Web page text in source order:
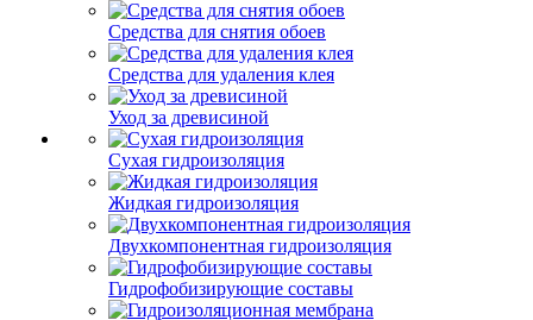
Средства для снятия обоев
Средства для удаления клея
Уход за древисиной
Сухая гидроизоляция
Жидкая гидроизоляция
Двухкомпонентная гидроизоляция
Гидрофобизирующие составы